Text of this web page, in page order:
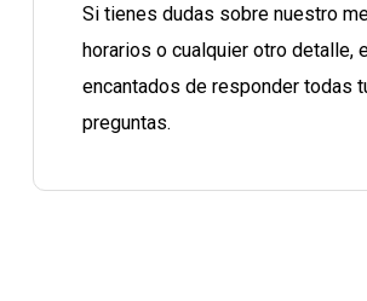
Si tienes dudas sobre nuestro
horarios o cualquier otro detalle,
encantados de responder todas
preguntas.